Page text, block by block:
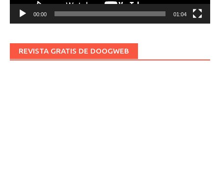
00:00 01:04
REVISTA GRATIS DE DOOGWEB